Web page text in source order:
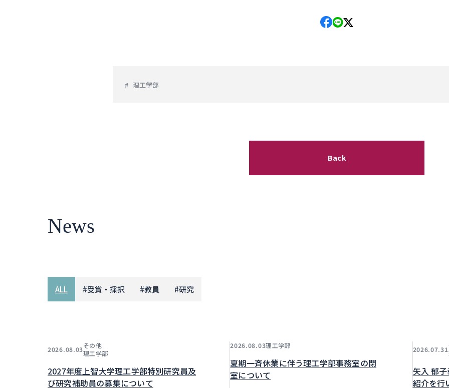
理工学部
Back
News
ALL #受賞・採択 #教員 #研究
2026.08.03その他
理工学部
2027年度上智大学理工学部特別研究員及
び研究補助員の募集について
2026.08.03理工学部
夏期一斉休業に伴う理工学部事務室の閉
室について
2026.07.31
矢入 郁
紹介を行